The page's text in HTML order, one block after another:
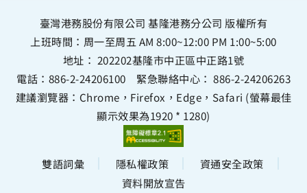
臺灣港務股份有限公司 基隆港務分公司 版權所有
上班時間：周一至周五 AM 8:00~12:00 PM 1:00~5:00
地址： 202202基隆市中正區中正路1號
電話： 886-2-24206100 緊急聯絡中心： 886-2-24206263
建議瀏覽器：Chrome，Firefox，Edge，Safari (螢幕最佳
顯示效果為1920 * 1280)
雙語詞彙 隱私權政策
資通安全政策
資料開放宣告